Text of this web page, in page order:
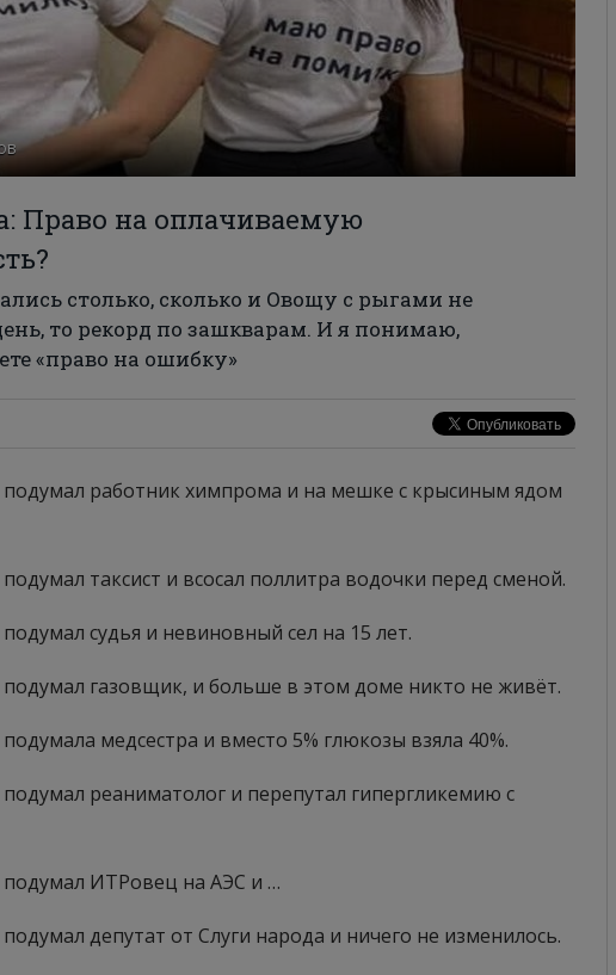
Право на оплачиваемую
столько, сколько и Овощу с рыгами не
то рекорд по зашкварам. И я понимаю,
«право на ошибку»
работник химпрома и на мешке с крысиным ядом
таксист и всосал поллитра водочки перед сменой.
судья и невиновный сел на 15 лет.
газовщик, и больше в этом доме никто не живёт.
медсестра и вместо 5% глюкозы взяла 40%.
реаниматолог и перепутал гипергликемию с
ИТРовец на АЭС и …
депутат от Слуги народа и ничего не изменилось.